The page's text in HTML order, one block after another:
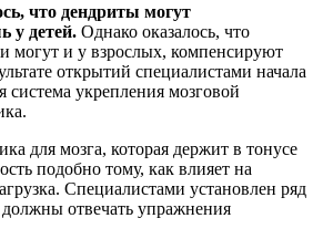
что дендриты могут
у детей. Однако оказалось, что
могут и у взрослых, компенсируют
открытий специалистами начала
система укрепления мозговой
для мозга, которая держит в тонусе
подобно тому, как влияет на
Специалистами установлен ряд
отвечать упражнения